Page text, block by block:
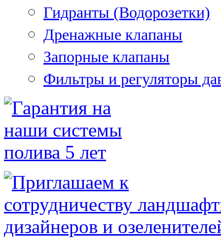
Гидранты (Водорозетки)
Дренажные клапаны
Запорные клапаны
Фильтры и регуляторы